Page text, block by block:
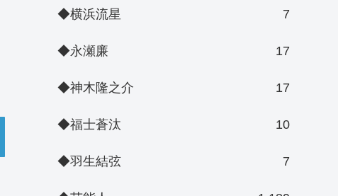
◆横浜流星 7
◆永瀬廉 17
◆神木隆之介 17
◆福士蒼汰 10
◆羽生結弦 7